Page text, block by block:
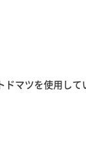
マツを使用し